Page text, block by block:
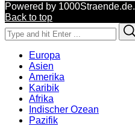
Powered by 1000Straende.de.
Back to top
Search
for:
Europa
Asien
Amerika
Karibik
Afrika
Indischer Ozean
Pazifik